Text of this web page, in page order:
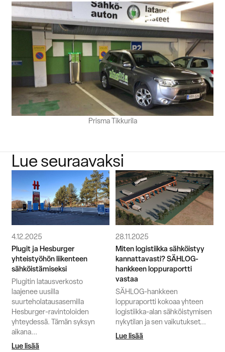
Prisma Tikkurila
Lue seuraavaksi
4.12.2025
Plugit ja Hesburger
yhteistyöhön liikenteen
sähköistämiseksi
Plugitin latausverkosto
laajenee uusilla
suurteholatausasemilla
Hesburger-ravintoloiden
yhteydessä. Tämän syksyn
aikana...
Lue lisää
28.11.2025
Miten logistiikka sähköistyy
kannattavasti? SÄHLOG-
hankkeen loppuraportti
vastaa
SÄHLOG-hankkeen
loppuraportti kokoaa yhteen
logistiikka-alan sähköistymisen
nykytilan ja sen vaikutukset...
Lue lisää